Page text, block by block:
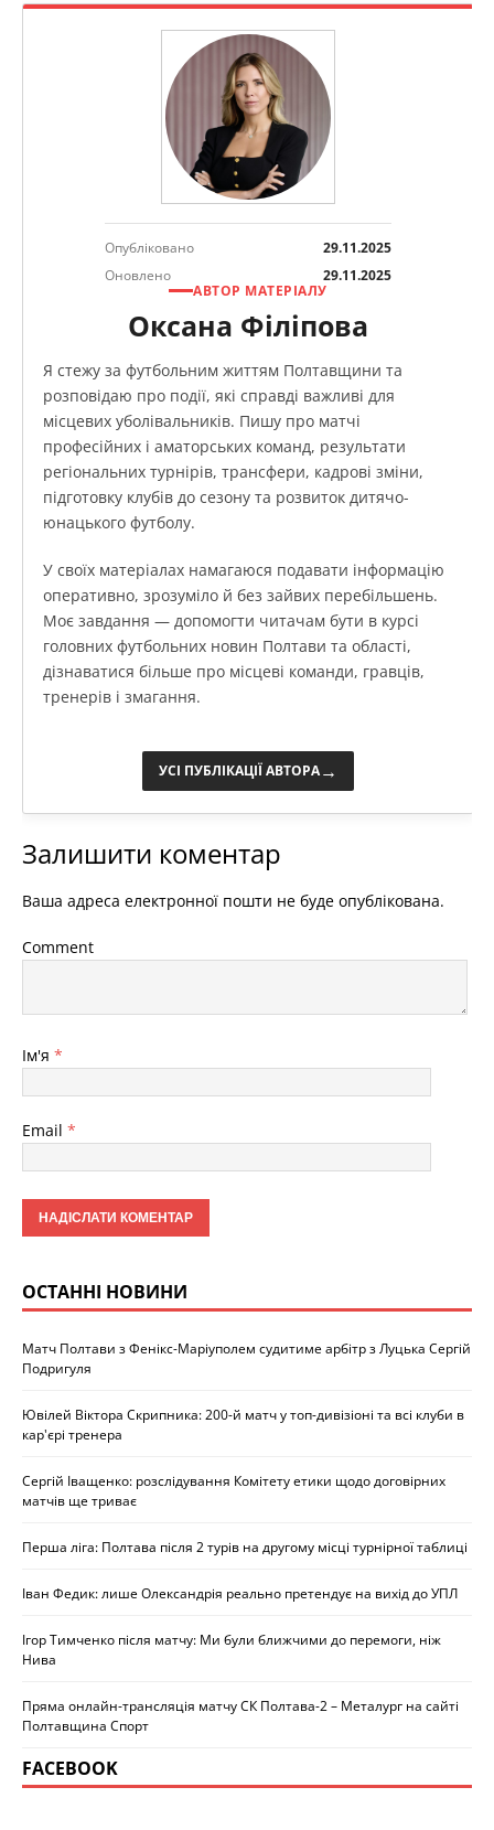
Опубліковано
29.11.2025
Оновлено
29.11.2025
АВТОР МАТЕРІАЛУ
Оксана Філіпова
Я стежу за футбольним життям Полтавщини та
розповідаю про події, які справді важливі для
місцевих уболівальників. Пишу про матчі
професійних і аматорських команд, результати
регіональних турнірів, трансфери, кадрові зміни,
підготовку клубів до сезону та розвиток дитячо-
юнацького футболу.
У своїх матеріалах намагаюся подавати інформацію
оперативно, зрозуміло й без зайвих перебільшень.
Моє завдання — допомогти читачам бути в курсі
головних футбольних новин Полтави та області,
дізнаватися більше про місцеві команди, гравців,
тренерів і змагання.
УСІ ПУБЛІКАЦІЇ АВТОРА→
Залишити коментар
Ваша адреса електронної пошти не буде опублікована.
Comment
Ім'я *
Email *
ОСТАННІ НОВИНИ
Матч Полтави з Фенікс-Маріуполем судитиме арбітр з Луцька Сергій
Подригуля
Ювілей Віктора Скрипника: 200-й матч у топ-дивізіоні та всі клуби в
кар'єрі тренера
Сергій Іващенко: розслідування Комітету етики щодо договірних
матчів ще триває
Перша ліга: Полтава після 2 турів на другому місці турнірної таблиці
Іван Федик: лише Олександрія реально претендує на вихід до УПЛ
Ігор Тимченко після матчу: Ми були ближчими до перемоги, ніж
Нива
Пряма онлайн-трансляція матчу СК Полтава-2 – Металург на сайті
Полтавщина Спорт
FACEBOOK